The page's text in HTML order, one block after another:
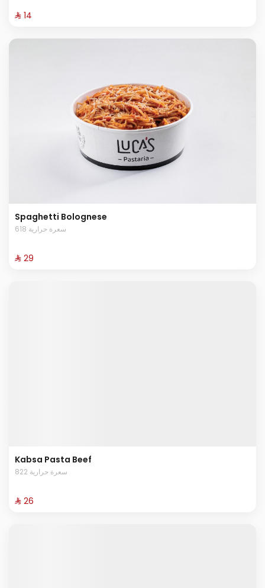
⁨⁦‪‬ 14⁩
Spaghetti Bolognese
618 سعرة حرارية
⁨⁦‪‬ 29⁩
Kabsa Pasta Beef
822 سعرة حرارية
⁨⁦‪‬ 26⁩